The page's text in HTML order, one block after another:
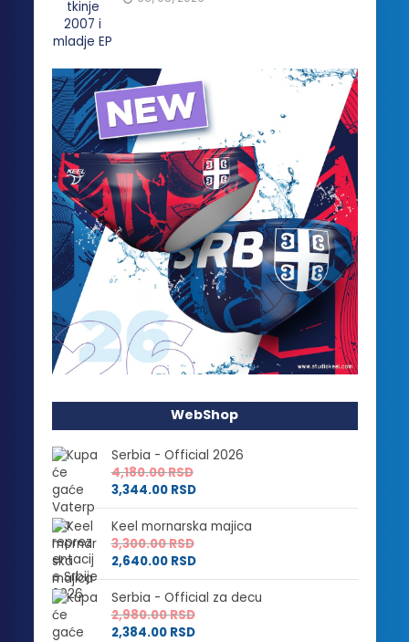
WebShop
Serbia - Official 2026
4,180.00RSD
3,344.00 RSD
Keel mornarska majica
3,300.00RSD
2,640.00 RSD
Serbia - Official za decu
2,980.00RSD
2,384.00 RSD